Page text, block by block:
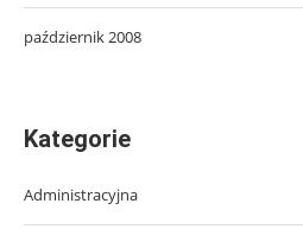
październik 2008
Kategorie
Administracyjna